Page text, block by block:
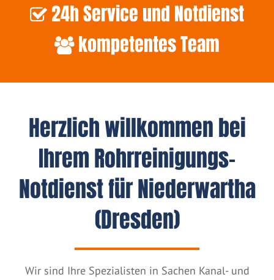
24h Service und Notdienst
kompetentes Team
Herzlich willkommen bei
Ihrem Rohrreinigungs-
Notdienst für Niederwartha
(Dresden)
Wir sind Ihre Spezialisten in Sachen Kanal- und